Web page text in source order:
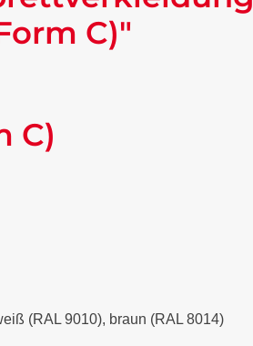
C)"
C)
(RAL 9010), braun (RAL 8014)